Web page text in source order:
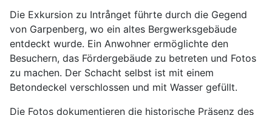
Die Exkursion zu Intrånget führte durch die Gegend
von Garpenberg, wo ein altes Bergwerksgebäude
entdeckt wurde. Ein Anwohner ermöglichte den
Besuchern, das Fördergebäude zu betreten und Fotos
zu machen. Der Schacht selbst ist mit einem
Betondeckel verschlossen und mit Wasser gefüllt.
Die Fotos dokumentieren die historische Präsenz des